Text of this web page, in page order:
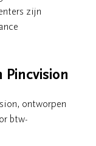
zijn
ontworpen
btw-